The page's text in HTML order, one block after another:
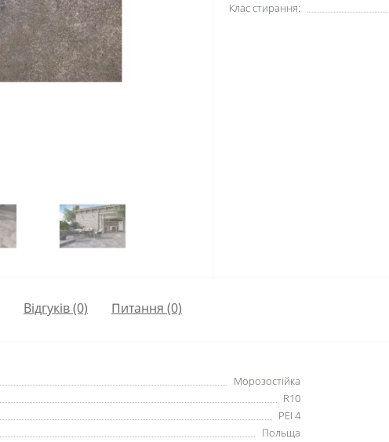
Клас стирання:
Відгуків (0) Питання (0)
Морозостійка
R10
PEI 4
Польща